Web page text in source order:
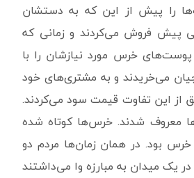
را پیش از این که به دستشان
پیش فروش می‌کردند و زمانی که
خرس مورد نیازشان را با
می‌خریدند و به مشتری‌های خود
از این تفاوت قیمت سود می‌کردند.
معروف شدند. خرس‌ها کوتاه شده
بود. در همان زمان‌ها مردم دو
یک میدان به مبارزه وا می‌داشتند